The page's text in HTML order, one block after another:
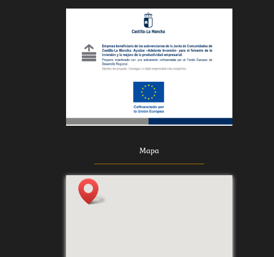
Mapa